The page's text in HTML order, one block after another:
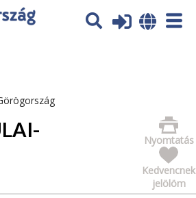
használ. További tájékoztatás itt:
Nyomtatás
Kedvencnek
jelölöm